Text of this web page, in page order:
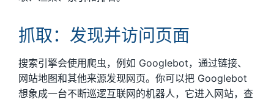
抓取：发现并访问页面
搜索引擎会使用爬虫，例如 Googlebot，通过链接、
网站地图和其他来源发现网页。你可以把 Googlebot
想象成一台不断巡逻互联网的机器人，它进入网站，查